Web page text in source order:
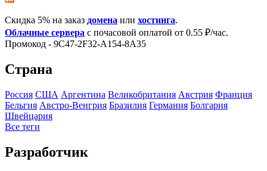
Скидка 5% на заказ домена или хостинга.
Облачные сервера с почасовой оплатой от 0.55 ₽/час.
Промокод - 9C47-2F32-A154-8A35
Страна
Росcия США Аргентина Великобритания Австрия Франция
Бельгия Австро-Венгрия Бразилия Германия Болгария
Швейцария
Все теги
Разработчик